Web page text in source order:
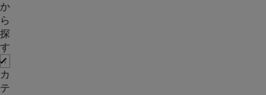
か
ら
探
す
カ
テ